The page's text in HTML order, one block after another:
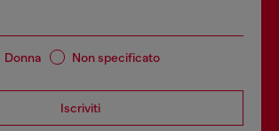
Donna Non specificato
Iscriviti